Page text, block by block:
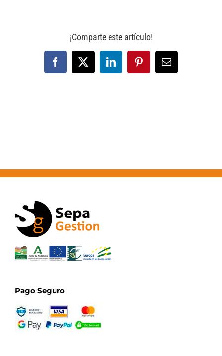
¡Comparte este artículo!
Facebook
X LinkedInPinterestCorreo
electrónico
Pago Seguro